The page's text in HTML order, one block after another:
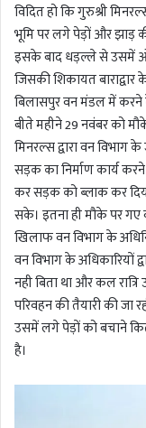
विदित हो कि गुरुश्री
भूमि पर लगे पेड़ों और झाड़
इसके बाद धड़ल्ले से उसमें
जिसकी शिकायत
बिलासपुर वन मंडल में
बीते महीने 29 नवंबर को
मिनरल्स द्वारा वन विभाग
सड़क का निर्माण कार्य
कर सड़क को ब्लाक कर
सके। इतना ही मौके पर गए
खिलाफ वन विभाग के
वन विभाग के अधिकारियों
नही बिता था और कल
परिवहन की तैयारी की जा
उसमें लगे पेड़ों को बचाने
है।